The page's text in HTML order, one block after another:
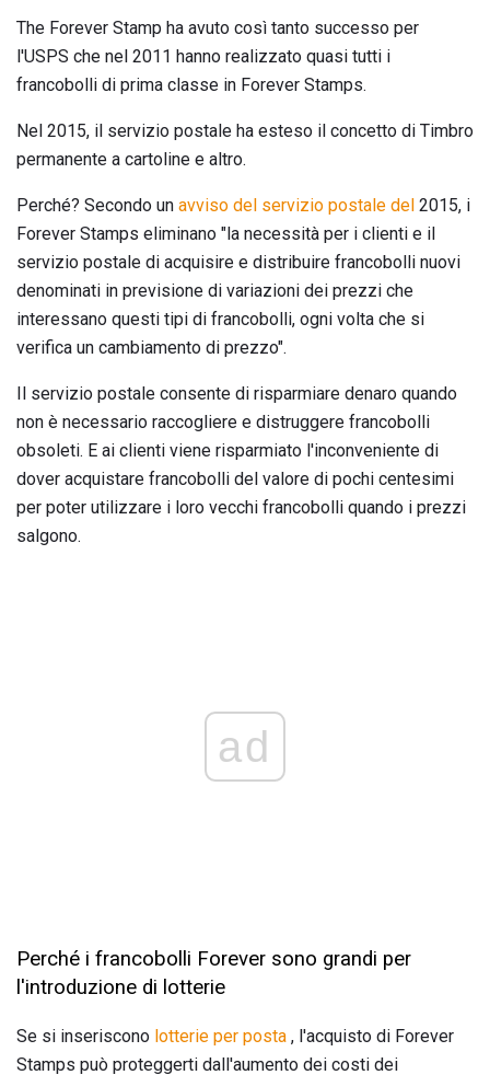
The Forever Stamp ha avuto così tanto successo per
l'USPS che nel 2011 hanno realizzato quasi tutti i
francobolli di prima classe in Forever Stamps.
Nel 2015, il servizio postale ha esteso il concetto di Timbro
permanente a cartoline e altro.
Perché? Secondo un avviso del servizio postale del 2015, i
Forever Stamps eliminano "la necessità per i clienti e il
servizio postale di acquisire e distribuire francobolli nuovi
denominati in previsione di variazioni dei prezzi che
interessano questi tipi di francobolli, ogni volta che si
verifica un cambiamento di prezzo".
Il servizio postale consente di risparmiare denaro quando
non è necessario raccogliere e distruggere francobolli
obsoleti. E ai clienti viene risparmiato l'inconveniente di
dover acquistare francobolli del valore di pochi centesimi
per poter utilizzare i loro vecchi francobolli quando i prezzi
salgono.
ad
Perché i francobolli Forever sono grandi per
l'introduzione di lotterie
Se si inseriscono lotterie per posta , l'acquisto di Forever
Stamps può proteggerti dall'aumento dei costi dei